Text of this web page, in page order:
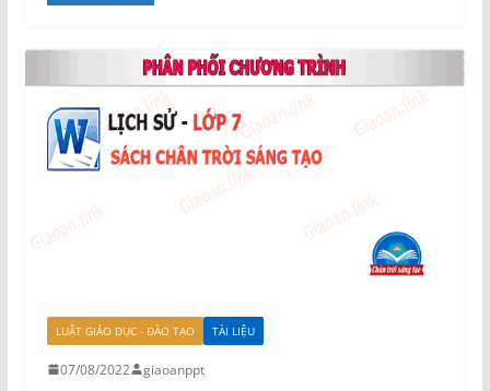
LUẬT GIÁO DỤC - ĐÀO TẠO TÀI LIỆU
07/08/2022 giaoanppt